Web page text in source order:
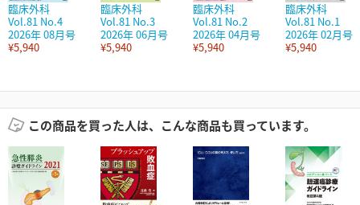
臨床外科
Vol.81 No.4
2026年 08月号
¥5,940
臨床外科
Vol.81 No.3
2026年 06月号
¥5,940
臨床外科
Vol.81 No.2
2026年 04月号
¥5,940
臨床外科
Vol.81 No.1
2026年 02月号
¥5,940
この商品を買った人は、こんな商品も買っています。